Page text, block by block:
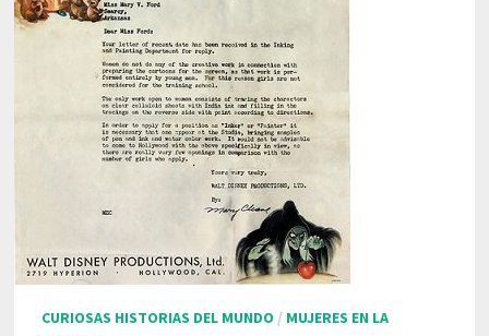
CURIOSAS HISTORIAS DEL MUNDO / MUJERES EN LA